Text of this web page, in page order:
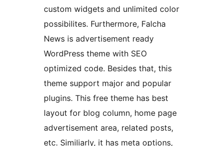
custom widgets and unlimited color
possibilites. Furthermore, Falcha
News is advertisement ready
WordPress theme with SEO
optimized code. Besides that, this
theme support major and popular
plugins. This free theme has best
layout for blog column, home page
advertisement area, related posts,
etc. Similiarly, it has meta options,